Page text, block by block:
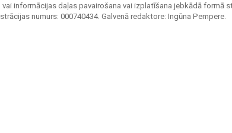
informācijas daļas pavairošana vai izplatīšana jebkādā formā
numurs: 000740434. Galvenā redaktore: Ingūna Pempere.